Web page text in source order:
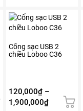
Cổng sạc USB 2
chiều Loboo C36
120,000₫ –
1,900,000₫Khoảng
Sản
phẩm
có
nhiều
tùy
chọn